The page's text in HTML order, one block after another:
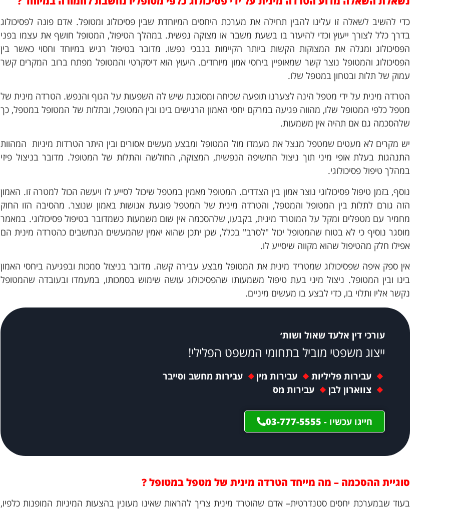
כדי להשיב לשאלה זו עלינו להבין תחילה את מערכת היחסים המיוחדת שבין פסיכולוג ומטופל. אדם פונה לפסיכולוג
בדרך כלל לצורך ייעוץ וכדי להיעזר בו בשעת משבר או מצוקה נפשית. במהלך הטיפול, המטופל חושף את עצמו בפני
הפסיכולוג ומגלה את המצוקות הקשות ביותר הקיימות בנבכי נפשו. מדובר בטיפול רגיש במיוחד וחסוי כאשר בין
הפסיכולוג והמטופל נוצר קשר שמאופיין ביחסי אמון מיוחדים. היעוץ הוא דיסקרטי והמטופל מפתח ברוב המקרים קשר
עמוק של תלות ובטחון במטפל שלו.
הטרדה מינית על ידי מטפל הינה לצערנו תופעה שכיחה ומסוכנת שיש לה השפעות על הגוף והנפש. הטרדה מינית של
מטפל כלפי המטופל שלו, מהווה פגיעה במרקם יחסי האמון הרגישים בינו ובין המטופל, ובתלות של המטופל במטפל, כך
שלהסכמה גם אם תהיה אין משמעות.
יש מקרים לא מעטים שמטפל מנצל את מעמדו מול המטופל ומבצע מעשים אסורים ובין היתר הטרדות מיניות המהוות
התנהגות בעלת אופי מיני תוך ניצול החשיפה הנפשית, המצוקה, החולשה והתלות של המטופל. מדובר בניצול פיזי
במהלך טיפול פסיכולוגי.
נוסף, בזמן טיפול פסיכולוגי נוצר אמון בין הצדדים. המטופל מאמין במטפל שיכול לסייע לו ויעשה הכול למטרה זו. האמון
הזה גורם לתלות בין המטופל והמטפל, והטרדה מינית של המטפל פוגעת אנושות באמון שנוצר. מהסיבה הזו החוק
מחמיר עם מטפלים ומקל על המוטרד מינית, בקבעו, שלהסכמה אין שום משמעות כשמדובר בטיפול פסיכולוגי. במאמר
מוסגר נוסיף כי לא בטוח שהמטופל יכול "לסרב" בכלל, שכן יתכן שהוא יאמין שהמעשים הנחשבים כהטרדה מינית הם
אפילו חלק מהטיפול שהוא מקווה שיסייע לו.
אין ספק איפה שפסיכולוג שמטריד מינית את המטופל מבצע עבירה קשה. מדובר בניצול סמכות ובפגיעה ביחסי האמון
בינו ובין המטופל. ניצול מיני בעת טיפול משמעותו שהפסיכולוג עושה שימוש בסמכותו, במעמדו ובעובדה שהמטופל
נקשר אליו ותלוי בו, כדי לבצע בו מעשים מיניים.
עורכי דין אלעד שאול ושות׳
ייצוג משפטי מוביל בתחומי המשפט הפלילי!
עבירות פליליות עבירות מין
עבירות מחשב וסייבר
צווארון לבן
עבירות מס
חייגו עכשיו - 03-777-5555
סוגיית ההסכמה – מה מייחד הטרדה מינית של מטפל במטופל?
בעוד שבמערכת יחסים סטנדרטית– אדם שהוטרד מינית צריך להראות שאינו מעונין בהצעות המיניות המופנות כלפיו,